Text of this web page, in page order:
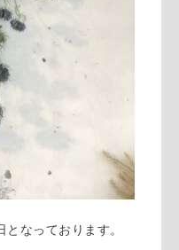
なっております。